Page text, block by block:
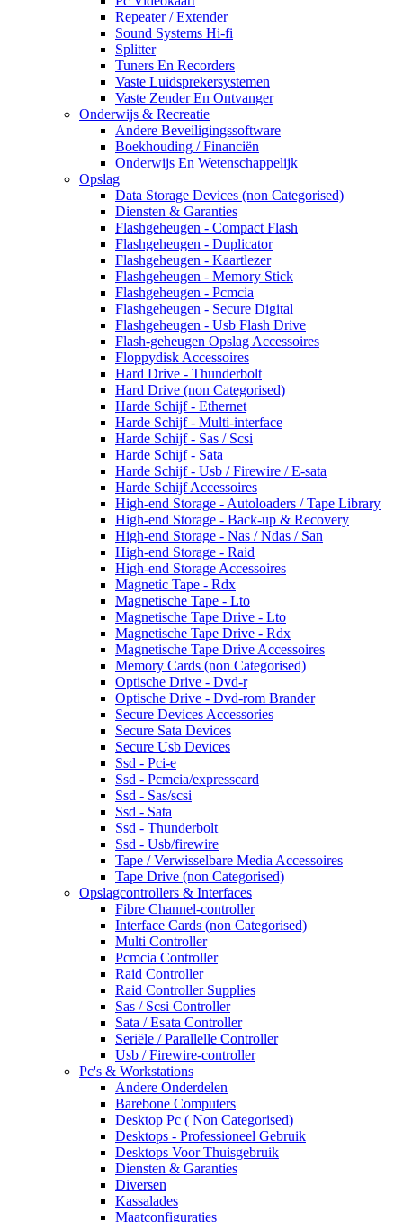
Repeater / Extender
Sound Systems Hi-fi
Splitter
Tuners En Recorders
Vaste Luidsprekersystemen
Vaste Zender En Ontvanger
Onderwijs & Recreatie
Andere Beveiligingssoftware
Boekhouding / Financiën
Onderwijs En Wetenschappelijk
Opslag
Data Storage Devices (non Categorised)
Diensten & Garanties
Flashgeheugen - Compact Flash
Flashgeheugen - Duplicator
Flashgeheugen - Kaartlezer
Flashgeheugen - Memory Stick
Flashgeheugen - Pcmcia
Flashgeheugen - Secure Digital
Flashgeheugen - Usb Flash Drive
Flash-geheugen Opslag Accessoires
Floppydisk Accessoires
Hard Drive - Thunderbolt
Hard Drive (non Categorised)
Harde Schijf - Ethernet
Harde Schijf - Multi-interface
Harde Schijf - Sas / Scsi
Harde Schijf - Sata
Harde Schijf - Usb / Firewire / E-sata
Harde Schijf Accessoires
High-end Storage - Autoloaders / Tape Library
High-end Storage - Back-up & Recovery
High-end Storage - Nas / Ndas / San
High-end Storage - Raid
High-end Storage Accessoires
Magnetic Tape - Rdx
Magnetische Tape - Lto
Magnetische Tape Drive - Lto
Magnetische Tape Drive - Rdx
Magnetische Tape Drive Accessoires
Memory Cards (non Categorised)
Optische Drive - Dvd-r
Optische Drive - Dvd-rom Brander
Secure Devices Accessories
Secure Sata Devices
Secure Usb Devices
Ssd - Pci-e
Ssd - Pcmcia/expresscard
Ssd - Sas/scsi
Ssd - Sata
Ssd - Thunderbolt
Ssd - Usb/firewire
Tape / Verwisselbare Media Accessoires
Tape Drive (non Categorised)
Opslagcontrollers & Interfaces
Fibre Channel-controller
Interface Cards (non Categorised)
Multi Controller
Pcmcia Controller
Raid Controller
Raid Controller Supplies
Sas / Scsi Controller
Sata / Esata Controller
Seriële / Parallelle Controller
Usb / Firewire-controller
Pc's & Workstations
Andere Onderdelen
Barebone Computers
Desktop Pc ( Non Categorised)
Desktops - Professioneel Gebruik
Desktops Voor Thuisgebruik
Diensten & Garanties
Diversen
Kassalades
Maatconfiguraties